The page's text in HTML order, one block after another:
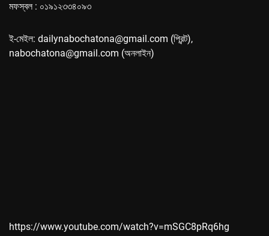
মফস্বল : ০১৯১২৩৩৪০৯৩
ই-মেইল: dailynabochatona@gmail.com (প্রিন্ট),
nabochatona@gmail.com (অনলাইন)
https://www.youtube.com/watch?v=mSGC8pRq6hg